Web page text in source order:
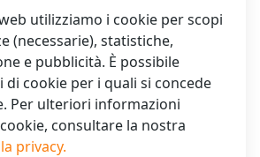
utilizziamo i cookie per scopi
(necessarie), statistiche,
e pubblicità. È possibile
di cookie per i quali si concede
Per ulteriori informazioni
consultare la nostra
privacy.